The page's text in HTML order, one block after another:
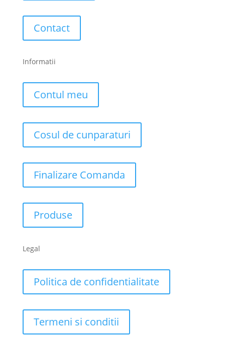
Contact
Informatii
Contul meu
Cosul de cunparaturi
Finalizare Comanda
Produse
Legal
Politica de confidentialitate
Termeni si conditii